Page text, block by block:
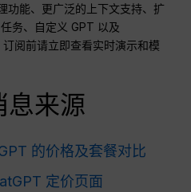
功能、更广泛的上下文支持、扩
务、自定义 GPT 以及
阅前请立即查看实时演示和模
息来源
的价格及套餐对比
定价页面